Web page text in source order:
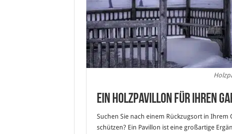
Ein Holzpavillon für Ihren
Suchen Sie nach einem Rückzugsort in
schützen? Ein Pavillon ist eine großartige